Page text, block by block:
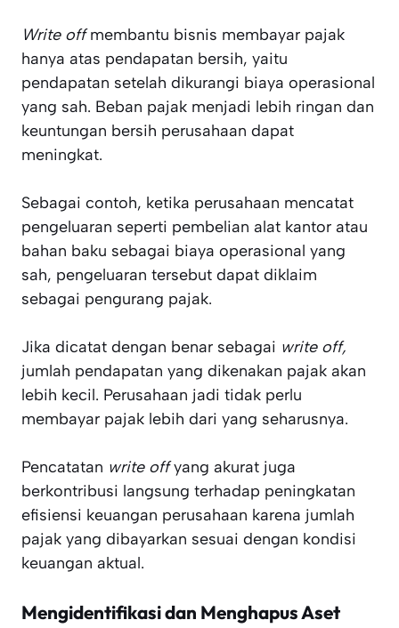
Write offmembantu bisnis membayar pajak
hanya atas pendapatan bersih, yaitu
pendapatan setelah dikurangi biaya operasional
yang sah. Beban pajak menjadi lebih ringan dan
keuntungan bersih perusahaan dapat
meningkat.
Sebagai contoh, ketika perusahaan mencatat
pengeluaran seperti pembelian alat kantor atau
bahan baku sebagai biaya operasional yang
sah, pengeluaran tersebut dapat diklaim
sebagai pengurang pajak.
Jika dicatat dengan benar sebagai write off,
jumlah pendapatan yang dikenakan pajak akan
lebih kecil. Perusahaan jadi tidak perlu
membayar pajak lebih dari yang seharusnya.
Pencatatan write offyang akurat juga
berkontribusi langsung terhadap peningkatan
efisiensi keuangan perusahaan karena jumlah
pajak yang dibayarkan sesuai dengan kondisi
keuangan aktual.
Mengidentifikasi dan Menghapus Aset